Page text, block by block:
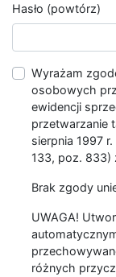
Hasło (powtórz)
Wyrażam
osobowych
ewidencji
przetwarzanie
sierpnia 1997
133, poz. 833)
Brak zgody
UWAGA!
różnych